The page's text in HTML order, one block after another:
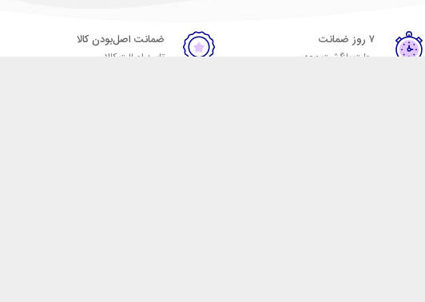
۷ روز ضمانت
مهلت بازگشت وجه
ضمانت اصل‌بودن کالا
تایید اصالت کالا